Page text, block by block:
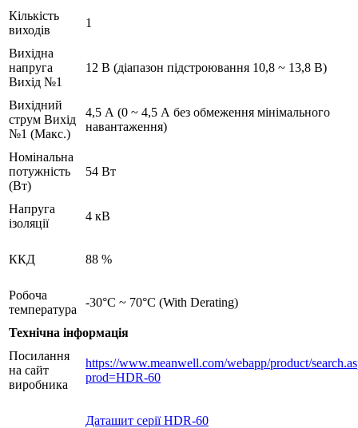
Кількість
виходів
1
Вихідна
напруга
Вихід №1
12 В (діапазон підстроювання 10,8 ~ 13,8 В)
Вихідний
струм Вихід
№1 (Макс.)
4,5 А (0 ~ 4,5 А без обмеження мінімального
навантаження)
Номінальна
потужність
(Вт)
54 Вт
Напруга
ізоляції
4 кВ
ККД 88 %
Робоча
температура
-30°C ~ 70°C (With Derating)
Технічна інформація
Посилання
на сайт
виробника
https://www.meanwell.com/webapp/product/
prod=HDR-60
Даташит серії HDR-60